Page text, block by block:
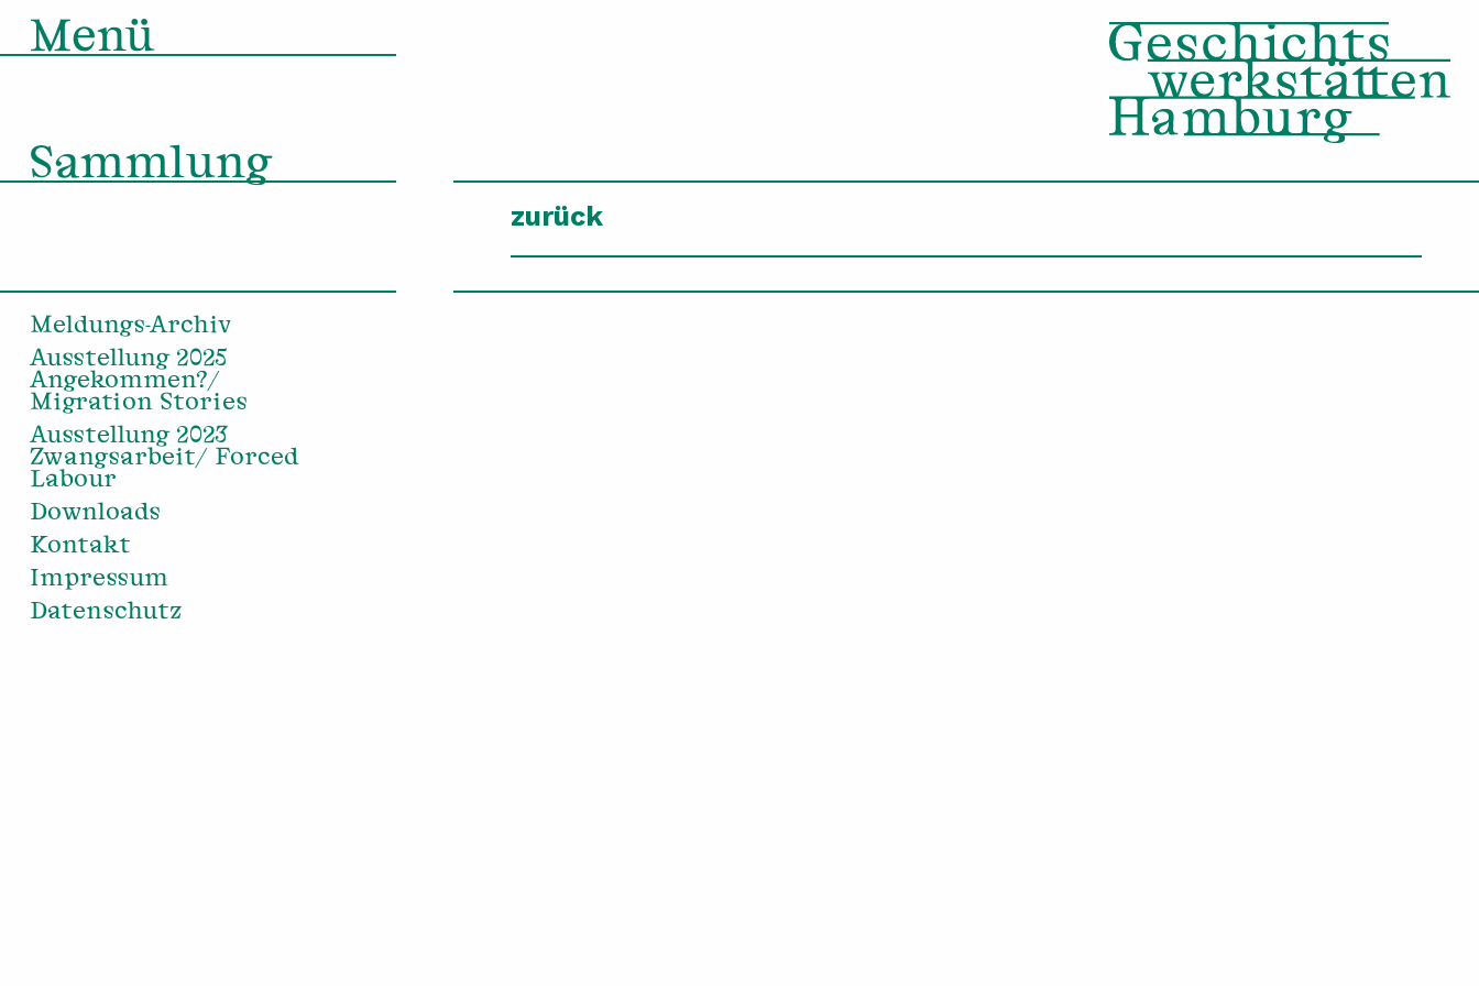
Menü
Sammlung
zurück
Meldungs-Archiv
Ausstellung 2025
Angekommen?/
Migration Stories
Ausstellung 2023
Zwangsarbeit/ Forced
Labour
Downloads
Kontakt
Impressum
Datenschutz